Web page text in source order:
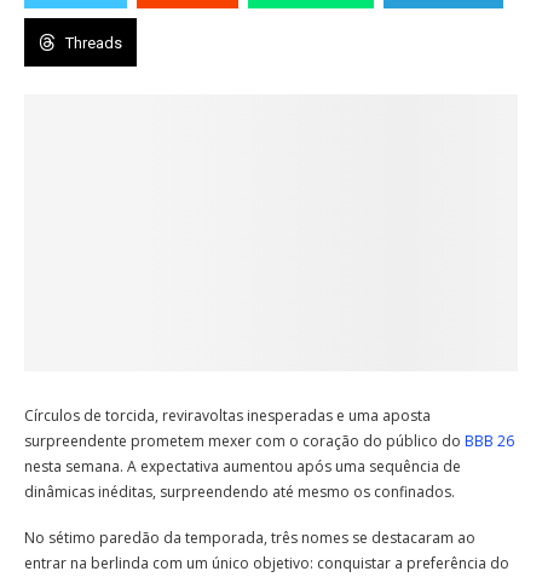
Threads
Círculos de torcida, reviravoltas inesperadas e uma aposta
surpreendente prometem mexer com o coração do público do BBB 26
nesta semana. A expectativa aumentou após uma sequência de
dinâmicas inéditas, surpreendendo até mesmo os confinados.
No sétimo paredão da temporada, três nomes se destacaram ao
entrar na berlinda com um único objetivo: conquistar a preferência do